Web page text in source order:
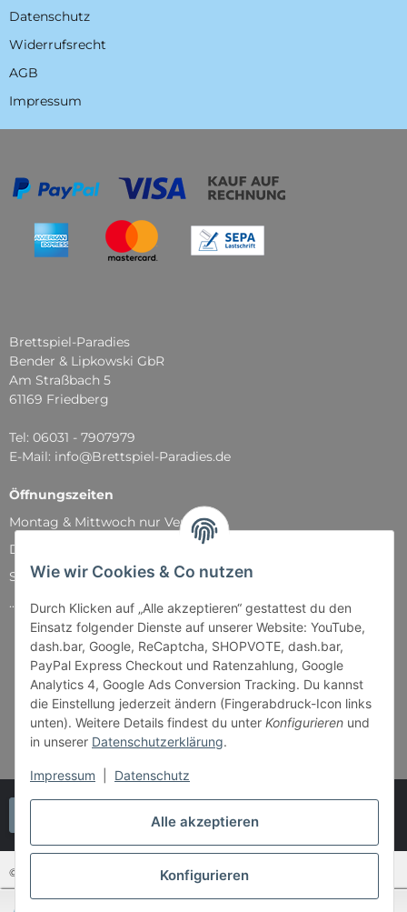
Alle akzeptieren
Konfigurieren
Wie wir Cookies & Co nutzen
Durch Klicken auf „Alle akzeptieren“ gestattest du den
Einsatz folgender Dienste auf unserer Website: YouTube,
dash.bar, Google, ReCaptcha, SHOPVOTE, dash.bar,
PayPal Express Checkout und Ratenzahlung, Google
Analytics 4, Google Ads Conversion Tracking. Du kannst
die Einstellung jederzeit ändern (Fingerabdruck-Icon links
unten). Weitere Details findest du unter Konfigurieren und
in unserer Datenschutzerklärung.
Impressum Datenschutz
Datenschutz
Widerrufsrecht
AGB
Impressum
Brettspiel-Paradies
Bender & Lipkowski GbR
Am Straßbach 5
61169 Friedberg
Tel: 06031 - 7907979
E-Mail: info@Brettspiel-Paradies.de
Öffnungszeiten
Montag & Mittwoch nur Versand
Dienstag, Donnerstag und Freitag: 11:00 - 18:30 Uhr
Samstag: 11:00 - 14:00 Uhr
...und natürlich während unserer Events
© Bender & Lipkowski GbR - Brettspiel-Paradies
SEHR GUT (4.87 / 5)